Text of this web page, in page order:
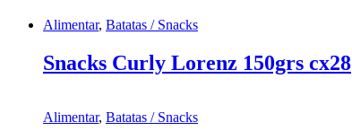
Alimentar, Batatas / Snacks
Snacks Curly Lorenz 150grs cx28
Alimentar, Batatas / Snacks